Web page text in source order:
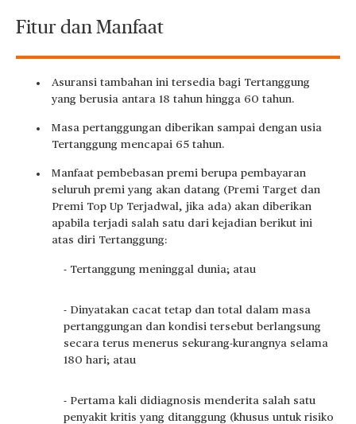
Fitur dan Manfaat
Asuransi tambahan ini tersedia bagi Tertanggung
yang berusia antara 18 tahun hingga 60 tahun.
Masa pertanggungan diberikan sampai dengan usia
Tertanggung mencapai 65 tahun.
Manfaat pembebasan premi berupa pembayaran
seluruh premi yang akan datang (Premi Target dan
Premi Top Up Terjadwal, jika ada) akan diberikan
apabila terjadi salah satu dari kejadian berikut ini
atas diri Tertanggung:
- Tertanggung meninggal dunia; atau
- Dinyatakan cacat tetap dan total dalam masa
pertanggungan dan kondisi tersebut berlangsung
secara terus menerus sekurang-kurangnya selama
180 hari; atau
- Pertama kali didiagnosis menderita salah satu
penyakit kritis yang ditanggung (khusus untuk risiko